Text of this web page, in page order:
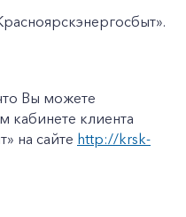
Вы можете
кабинете клиента
на сайте http://krsk-